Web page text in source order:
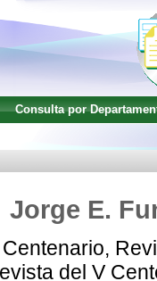
Consulta por
Jorge E.
del V